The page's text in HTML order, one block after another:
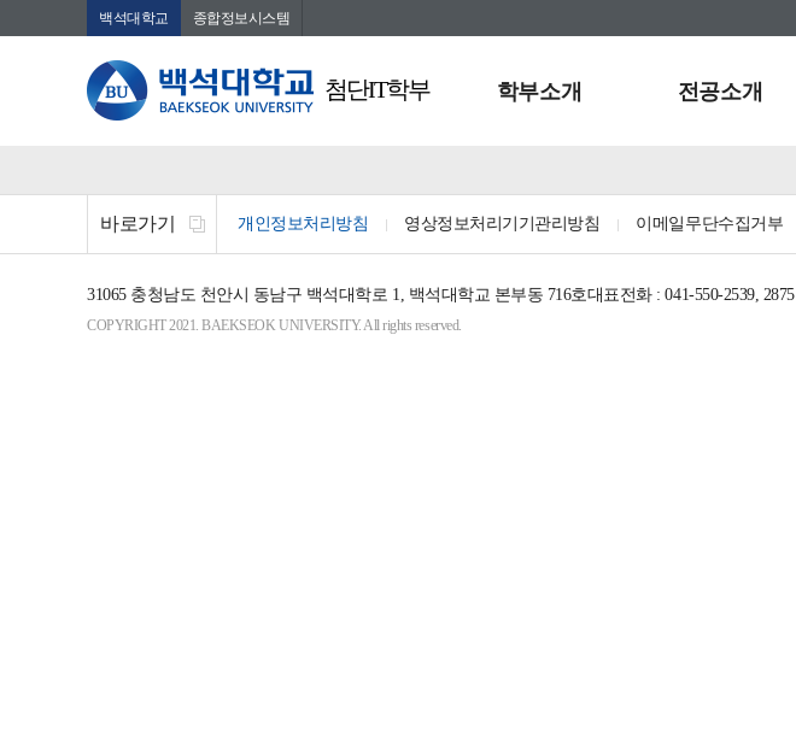
백석대학교 종합정보시스템
첨단IT학부 학부소개 전공소개
바로가기 개인정보처리방침 영상정보처리기기관리방침 이메일무단수집거부
31065 충청남도 천안시 동남구 백석대학로 1, 백석대학교 본부동 716호대표전화 : 041-550-2539, 2875
COPYRIGHT 2021. BAEKSEOK UNIVERSITY. All rights reserved.